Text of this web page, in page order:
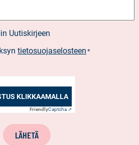
Uutiskirjeen
tietosuojaselosteen *
KLIKKAAMALLA
FriendlyCaptcha ⇗
LÄHETÄ